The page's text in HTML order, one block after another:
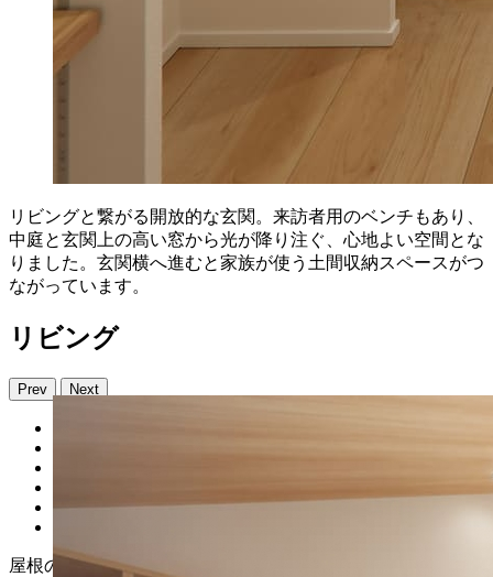
リビングと繋がる開放的な玄関。来訪者用のベンチもあり、
中庭と玄関上の高い窓から光が降り注ぐ、心地よい空間とな
りました。玄関横へ進むと家族が使う土間収納スペースがつ
ながっています。
リビング
Prev Next
屋根の形をそのまま活かした勾配天井。LDKの開放感と、